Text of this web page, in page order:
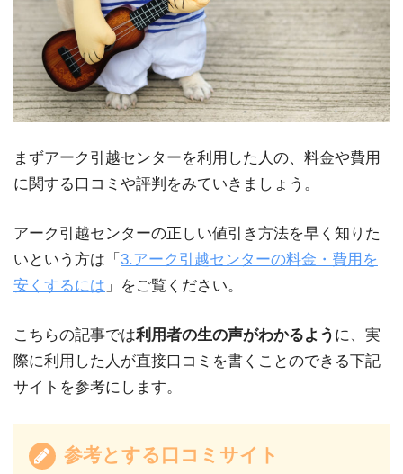
まずアーク引越センターを利用した人の、料金や費用
に関する口コミや評判をみていきましょう。
アーク引越センターの正しい値引き方法を早く知りた
いという方は「 3.アーク 引越センターの料金・費用を
安くするには 」をご覧ください。
こちらの記事では利用者の生の声がわかるよう に、実
際に利用した人が直接口コミを書くことのできる下記
サイトを参考にします。
参考とする口コミサイト